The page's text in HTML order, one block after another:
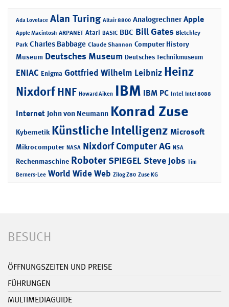
Ada Lovelace Alan Turing Altair 8800 Analogrechner Apple
Apple Macintosh ARPANET Atari BASIC BBC Bill Gates Bletchley
Park Charles Babbage Claude Shannon Computer History
Museum Deutsches Museum Deutsches Technikmuseum
ENIAC Enigma Gottfried Wilhelm Leibniz Heinz
NixdorfHNF Howard Aiken IBM IBM PC Intel Intel 8088
Internet John von Neumann Konrad Zuse
Kybernetik Künstliche Intelligenz Microsoft
Mikrocomputer NASA Nixdorf Computer AG NSA
Rechenmaschine RoboterSPIEGELSteve Jobs Tim
Berners-Lee World Wide Web Zilog Z80 Zuse KG
BESUCH
ÖFFNUNGSZEITEN UND PREISE
FÜHRUNGEN
MULTIMEDIAGUIDE